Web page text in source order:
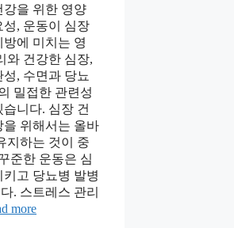
강을 위한 영양
성, 운동이 심장
에 미치는 영
와 건강한 심장,
, 수면과 당뇨
밀접한 관련성
니다. 심장 건
을 위해서는 올바
지하는 것이 중
준한 운동은 심
고 당뇨병 발병
. 스트레스 관리
more